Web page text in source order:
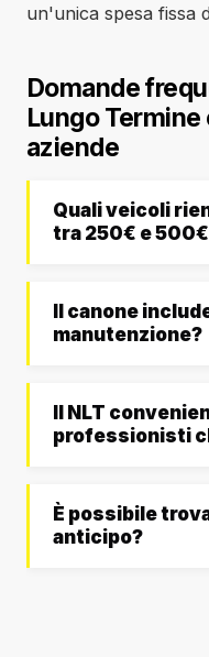
un'unica spesa fissa
Domande
Lungo
aziende
Quali veicoli
tra 250€ e
Il canone
manutenzione?
Il NLT
professionisti
È possibile
anticipo?